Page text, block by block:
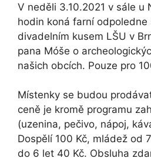
V neděli 3.10.2021 v sále u
hodin koná farní odpoledne
divadelním kusem LŠU v
pana Móše o
našich obcích. Pouze pro
Místenky se budou
ceně je kromě programu
(uzenina, pečivo, nápoj,
Dospělí 100 Kč, mládež od
do 6 let 40 Kč. Obsluha